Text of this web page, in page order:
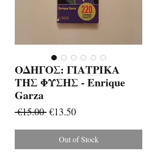
ΟΔΗΓΟΣ: ΓΙΑΤΡΙΚΑ
ΤΗΣ ΦΥΣΗΣ - Enrique
Garza
€15.00 Regular
€13.50Sale
Out of Stock